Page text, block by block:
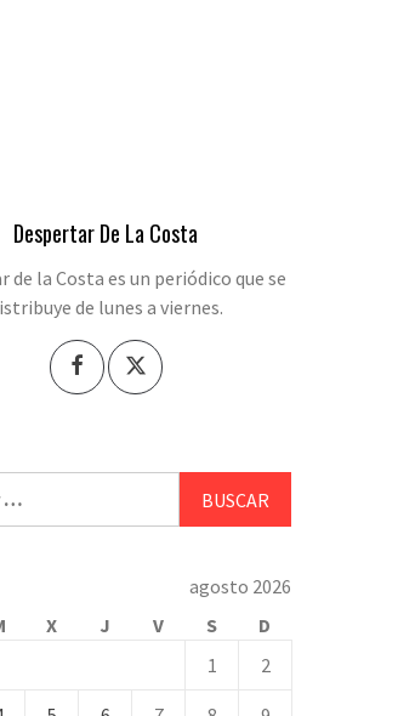
Despertar De La Costa
de la Costa es un periódico que se
de lunes a viernes.
agosto 2026
X J V S
D
1
2